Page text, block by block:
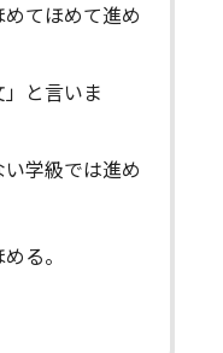
てほめて進め
と言いま
学級では進め
る。